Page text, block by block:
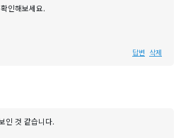
인해보세요.
답변 삭제
인 것 같습니다.